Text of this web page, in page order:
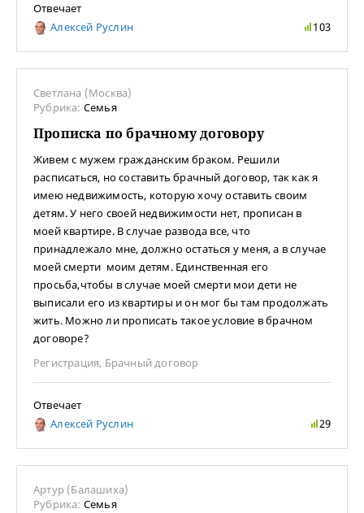
Отвечает
Алексей Руслин
103
Светлана (Москва)
Рубрика: Семья
Прописка по брачному договору
Живем с мужем гражданским браком. Решили
расписаться, но составить брачный договор, так как я
имею недвижимость, которую хочу оставить своим
детям. У него своей недвижимости нет, прописан в
моей квартире. В случае развода все, что
принадлежало мне, должно остаться у меня, а в случае
моей смерти моим детям. Единственная его
просьба,чтобы в случае моей смерти мои дети не
выписали его из квартиры и он мог бы там продолжать
жить. Можно ли прописать такое условие в брачном
договоре?
Регистрация, Брачный договор
Отвечает
Алексей Руслин
29
Артур (Балашиха)
Рубрика: Семья